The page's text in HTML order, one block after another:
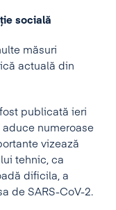
socială
măsuri
actuală din
publicată ieri
aduce numeroase
vizează
tehnic, ca
dificila, a
de SARS-CoV-2.